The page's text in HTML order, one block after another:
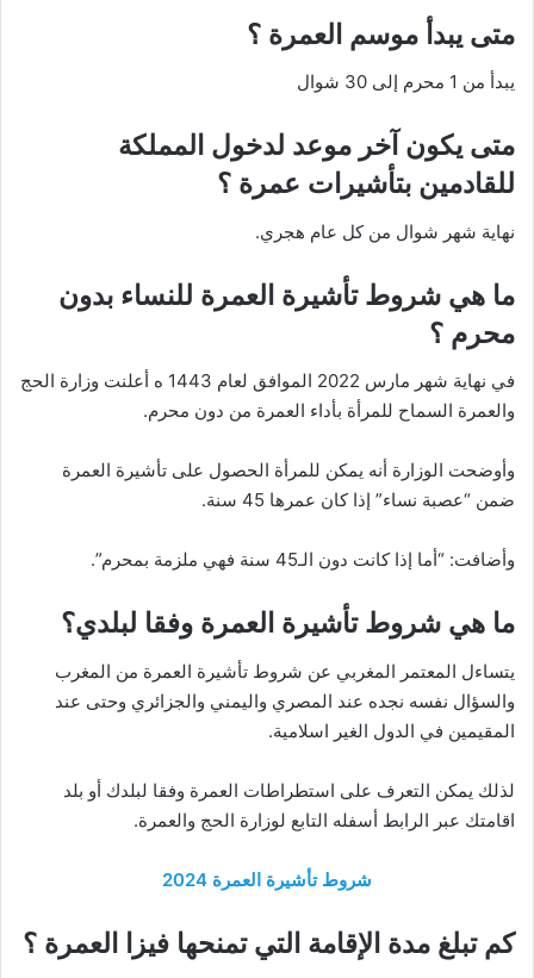
متى يبدأ موسم العمرة ؟
يبدأ من 1 محرم إلى 30 شوال
متى يكون آخر موعد لدخول المملكة
للقادمين بتأشيرات عمرة ؟
نهاية شهر شوال من كل عام هجري.
ما هي شروط تأشيرة العمرة للنساء بدون
محرم ؟
في نهاية شهر مارس 2022 الموافق لعام 1443 ه أعلنت وزارة الحج
والعمرة السماح للمرأة بأداء العمرة من دون محرم.
وأوضحت الوزارة أنه يمكن للمرأة الحصول على تأشيرة العمرة
ضمن “عصبة نساء” إذا كان عمرها 45 سنة.
وأضافت: “أما إذا كانت دون الـ45 سنة فهي ملزمة بمحرم”.
ما هي شروط تأشيرة العمرة وفقا لبلدي؟
يتساءل المعتمر المغربي عن شروط تأشيرة العمرة من المغرب
والسؤال نفسه نجده عند المصري واليمني والجزائري وحتى عند
المقيمين في الدول الغير اسلامية.
لذلك يمكن التعرف على استطراطات العمرة وفقا لبلدك أو بلد
اقامتك عبر الرابط أسفله التابع لوزارة الحج والعمرة.
شروط تأشيرة العمرة 2024
كم تبلغ مدة الإقامة التي تمنحها فيزا العمرة ؟